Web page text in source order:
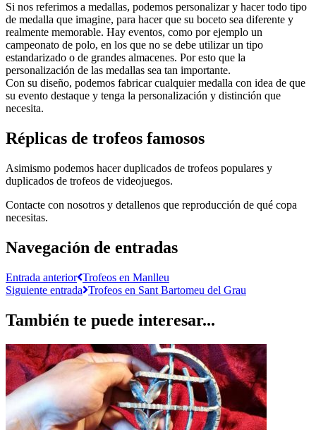
Si nos referimos a medallas, podemos personalizar y hacer todo tipo
de medalla que imagine, para hacer que su boceto sea diferente y
realmente memorable. Hay eventos, como por ejemplo un
campeonato de polo, en los que no se debe utilizar un tipo
estandarizado o de grandes almacenes. Por esto que la
personalización de las medallas sea tan importante.
Con su diseño, podemos fabricar cualquier medalla con idea de que
su evento destaque y tenga la personalización y distinción que
necesita.
Réplicas de trofeos famosos
Asimismo podemos hacer duplicados de trofeos populares y
duplicados de trofeos de videojuegos.
Contacte con nosotros y detallenos que reproducción de qué copa
necesitas.
Navegación de entradas
Entrada anterior Trofeos en Manlleu
Siguiente entrada Trofeos en Sant Bartomeu del Grau
También te puede interesar...